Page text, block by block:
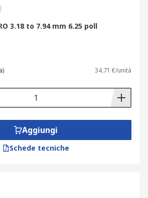
3.18 to 7.94 mm 6.25 poll
34,71 €/unità
Aggiungi
Schede tecniche